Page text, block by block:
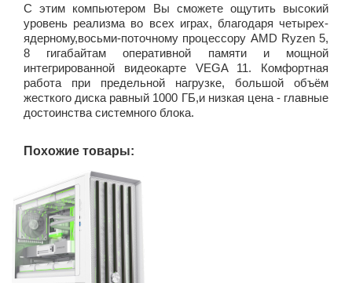
C этим компьютером Вы сможете ощутить высокий
уровень реализма во всех играх, благодаря четырех-
ядерному,восьми-поточному процессору AMD Ryzen 5,
8 гигабайтам оперативной памяти и мощной
интегрированной видеокарте VEGA 11. Комфортная
работа при предельной нагрузке, большой объём
жесткого диска равный 1000 ГБ,и низкая цена - главные
достоинства системного блока.
Похожие товары: